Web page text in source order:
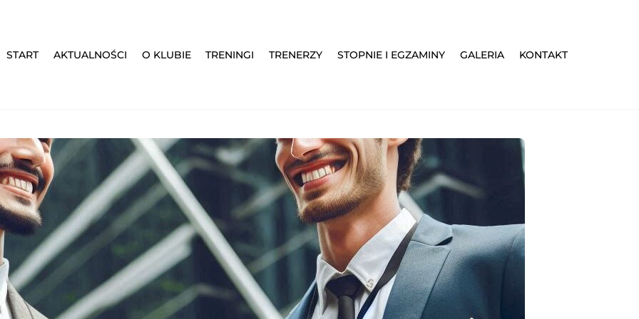
START AKTUALNOŚCI O KLUBIE TRENINGI TRENERZY STOPNIE I EGZAMINY GALERIA KONTAKT